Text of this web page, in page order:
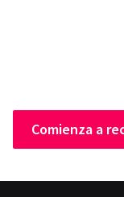
Comienza a